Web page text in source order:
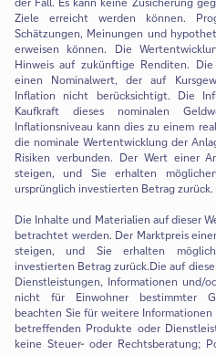
Ziele erreicht werden können.
Schätzungen, Meinungen und
erweisen können. Die
Hinweis auf zukünftige Renditen.
einen Nominalwert, der auf
Inflation nicht berücksichtigt. Die
Kaufkraft dieses nominalen
Inflationsniveau kann dies zu einem
die nominale Wertentwicklung der
Risiken verbunden. Der Wert einer
steigen, und Sie erhalten
ursprünglich investierten Betrag
Die Inhalte und Materialien auf dieser
betrachtet werden. Der Marktpreis
steigen, und Sie erhalten
investierten Betrag zurück.Die auf
Dienstleistungen, Informationen und/
nicht für Einwohner bestimmter
beachten Sie für weitere Informationen
betreffenden Produkte oder
keine Steuer- oder Rechtsberatung;